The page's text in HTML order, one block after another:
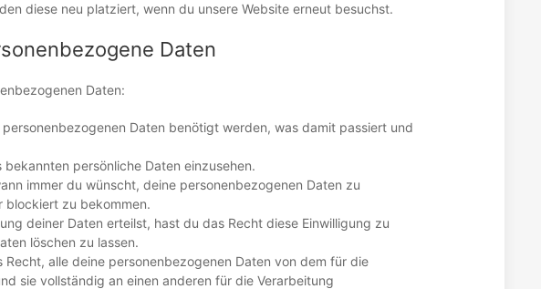
diese neu platziert, wenn du unsere Website erneut besuchst.
Daten
Daten:
Daten benötigt werden, was damit passiert und
persönliche Daten einzusehen.
immer du wünscht, deine personenbezogenen Daten zu
blockiert zu bekommen.
deiner Daten erteilst, hast du das Recht diese Einwilligung zu
löschen zu lassen.
alle deine personenbezogenen Daten von dem für die
sie vollständig an einen anderen für die Verarbeitung